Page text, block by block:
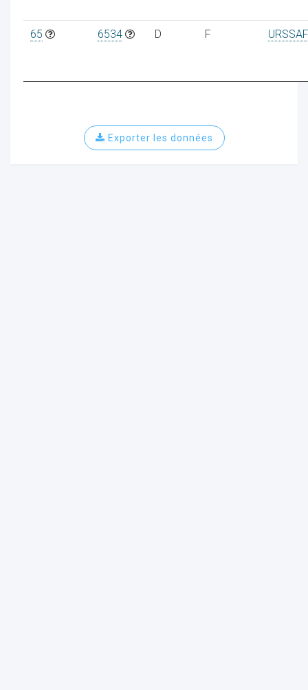
65 6534 D F
Exporter les données